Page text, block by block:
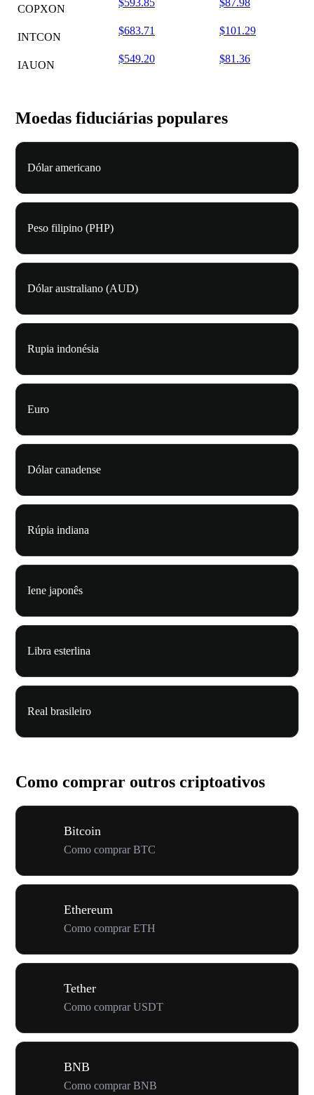
COPXON
$593.85 $87.98
INTCON
$683.71 $101.29
IAUON
$549.20 $81.36
Moedas fiduciárias populares
Dólar americano
Peso filipino (PHP)
Dólar australiano (AUD)
Rupia indonésia
Euro
Dólar canadense
Rúpia indiana
Iene japonês
Libra esterlina
Real brasileiro
Como comprar outros criptoativos
Bitcoin
Como comprar BTC
Ethereum
Como comprar ETH
Tether
Como comprar USDT
BNB
Como comprar BNB